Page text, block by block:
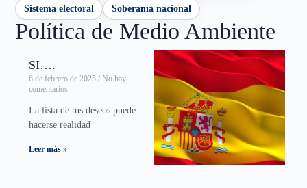
Sistema electoral Soberanía nacional
Política de Medio Ambiente
SI….
6 de febrero de 2025 No hay
comentarios
La lista de tus deseos puede
hacerse realidad
Leer más »